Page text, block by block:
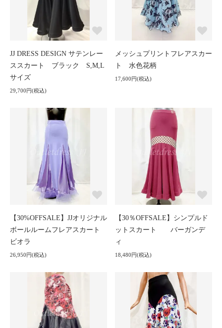
JJ DRESS DESIGN サテンレー
ススカート ブラック S,M,L
サイズ
29,700円(税込)
メッシュプリントフレアスカー
ト 水色花柄
17,600円(税込)
【30%OFFSALE】JJオリジナル
ボールルームフレアスカート
ビオラ
26,950円(税込)
【30％OFFSALE】シンプルド
ットスカート バーガンデ
ィ
18,480円(税込)